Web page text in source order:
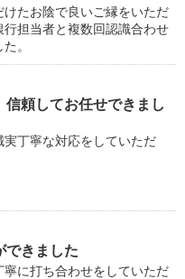
たお陰で良いご縁をいただ
担当者と複数回認識合わせ
。
頼してお任せできまし
丁寧な対応をしていただ
できました
に打ち合わせをしていただ